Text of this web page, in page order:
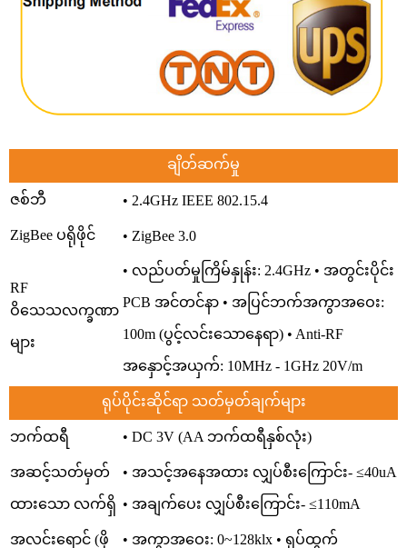
ချိတ်ဆက်မှု
ဇစ်ဘီ • 2.4GHz IEEE 802.15.4
ZigBee ပရိုဖိုင် • ZigBee 3.0
RF
ဝိသေသလက္ခဏာ
များ
• လည်ပတ်မှုကြိမ်နှုန်း: 2.4GHz • အတွင်းပိုင်း
PCB အင်တင်နာ • အပြင်ဘက်အကွာအဝေး:
100m (ပွင့်လင်းသောနေရာ) • Anti-RF
အနှောင့်အယှက်: 10MHz ‐ 1GHz 20V/m
ရုပ်ပိုင်းဆိုင်ရာ သတ်မှတ်ချက်များ
ဘက်ထရီ • DC 3V (AA ဘက်ထရီနှစ်လုံး)
အဆင့်သတ်မှတ်
ထားသော လက်ရှိ
• အသင့်အနေအထား လျှပ်စီးကြောင်း- ≤40uA
• အချက်ပေး လျှပ်စီးကြောင်း- ≤110mA
အလင်းရောင် (ဖို • အကွာအဝေး: 0~128klx • ရုပ်ထွက်